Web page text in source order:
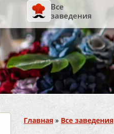
Все
заведения
Вы здесь
Главная » Все заведения